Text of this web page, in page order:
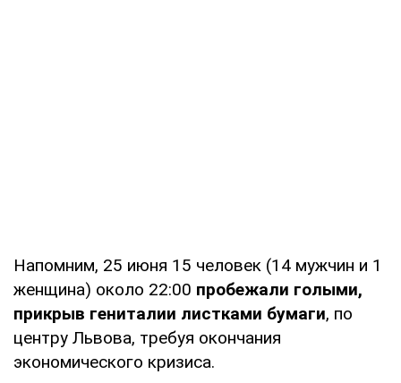
Напомним, 25 июня 15 человек (14 мужчин и 1
женщина) около 22:00 пробежали голыми,
прикрыв гениталии листками бумаги, по
центру Львова, требуя окончания
экономического кризиса.